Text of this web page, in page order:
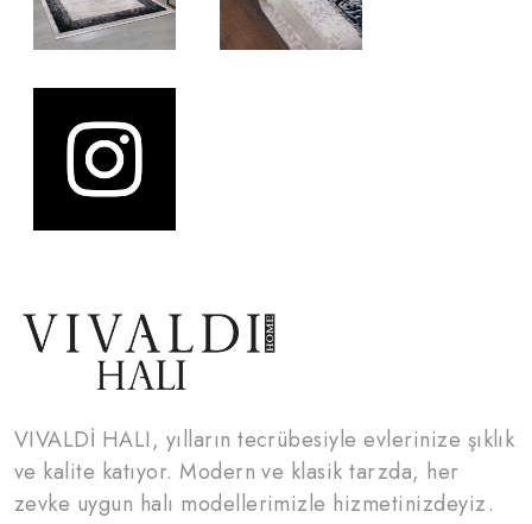
VIVALDİ HALI, yılların tecrübesiyle evlerinize şıklık
ve kalite katıyor. Modern ve klasik tarzda, her
zevke uygun halı modellerimizle hizmetinizdeyiz.